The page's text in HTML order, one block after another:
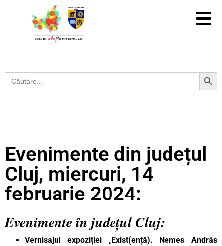
Search
for:
Search Button
Evenimente din județul
Cluj, miercuri, 14
februarie 2024:
Evenimente în județul Cluj:
Vernisajul expoziției „Exist(ență). Nemes András